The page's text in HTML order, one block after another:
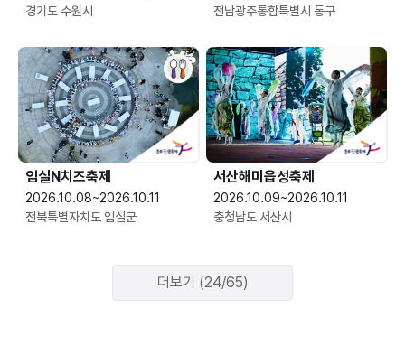
경기도 수원시
전남광주통합특별시 동구
임실N치즈축제
2026.10.08~2026.10.11
전북특별자치도 임실군
서산해미읍성축제
2026.10.09~2026.10.11
충청남도 서산시
더보기 (24/65)